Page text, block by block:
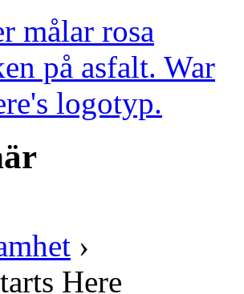
›
Here